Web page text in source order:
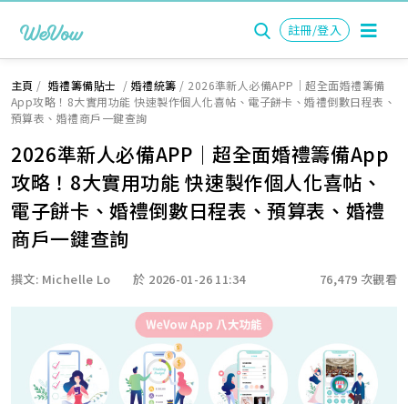
註冊/登入
主頁 / 婚禮籌備貼士 / 婚禮統籌 / 2026準新人必備APP｜超全面婚禮籌備
App攻略！8大實用功能 快速製作個人化喜帖、電子餅卡、婚禮倒數日程表、
預算表、婚禮商戶一鍵查詢
2026準新人必備APP｜超全面婚禮籌備App
攻略！8大實用功能 快速製作個人化喜帖、
電子餅卡、婚禮倒數日程表、預算表、婚禮
商戶一鍵查詢
撰文: Michelle Lo 於 2026-01-26 11:34 76,479 次觀看